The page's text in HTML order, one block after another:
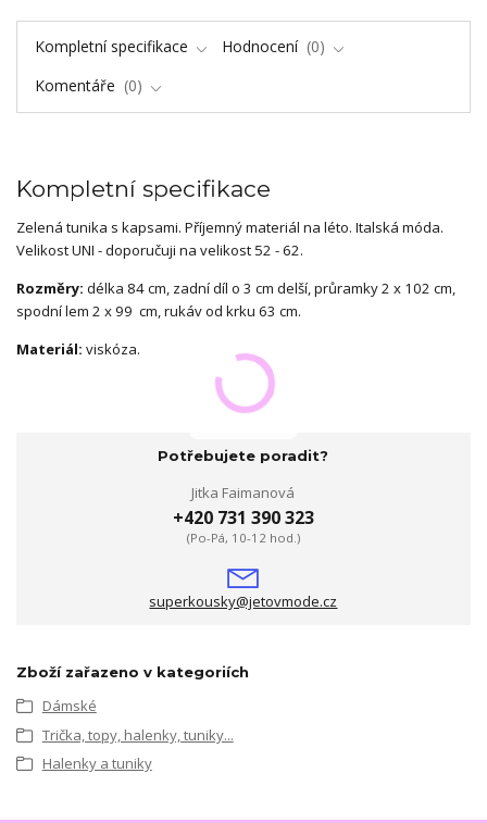
Kompletní specifikace Hodnocení
0
Komentáře
0
Kompletní specifikace
Zelená tunika s kapsami. Příjemný materiál na léto. Italská móda.
Velikost UNI - doporučuji na velikost 52 - 62.
Rozměry: délka 84 cm, zadní díl o 3 cm delší, průramky 2 x 102 cm,
spodní lem 2 x 99 cm, rukáv od krku 63 cm.
Materiál: viskóza.
Potřebujete poradit?
Jitka Faimanová
+420 731 390 323
(Po-Pá, 10-12 hod.)
superkousky@jetovmode.cz
Zboží zařazeno v kategoriích
Dámské
Trička, topy, halenky, tuniky...
Halenky a tuniky